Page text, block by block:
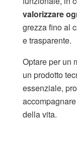
valorizzare
grezza fino al
e trasparente.
Optare per un
un prodotto
essenziale,
della vita.